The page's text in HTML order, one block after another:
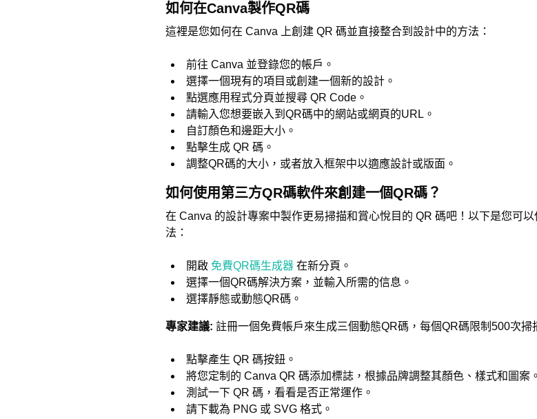
如何在Canva製作QR碼
這裡是您如何在 Canva 上創建 QR 碼並直接整合到設計中的方法：
前往 Canva 並登錄您的帳戶。
選擇一個現有的項目或創建一個新的設計。
點選應用程式分頁並搜尋 QR Code。
請輸入您想要嵌入到QR碼中的網站或網頁的URL。
自訂顏色和邊距大小。
點擊生成 QR 碼。
調整QR碼的大小，或者放入框架中以適應設計或版面。
如何使用第三方QR碼軟件來創建一個QR碼？
在 Canva 的設計專案中製作更易掃描和賞心悅目的 QR 碼吧！以下是您可
法：
開啟 免費QR碼生成器 在新分頁。
選擇一個QR碼解決方案，並輸入所需的信息。
選擇靜態或動態QR碼。
專家建議: 註冊一個免費帳戶來生成三個動態QR碼，每個QR碼限制500次掃
點擊產生 QR 碼按鈕。
將您定制的 Canva QR 碼添加標誌，根據品牌調整其顏色、樣式和圖案。
測試一下 QR 碼，看看是否正常運作。
請下載為 PNG 或 SVG 格式。